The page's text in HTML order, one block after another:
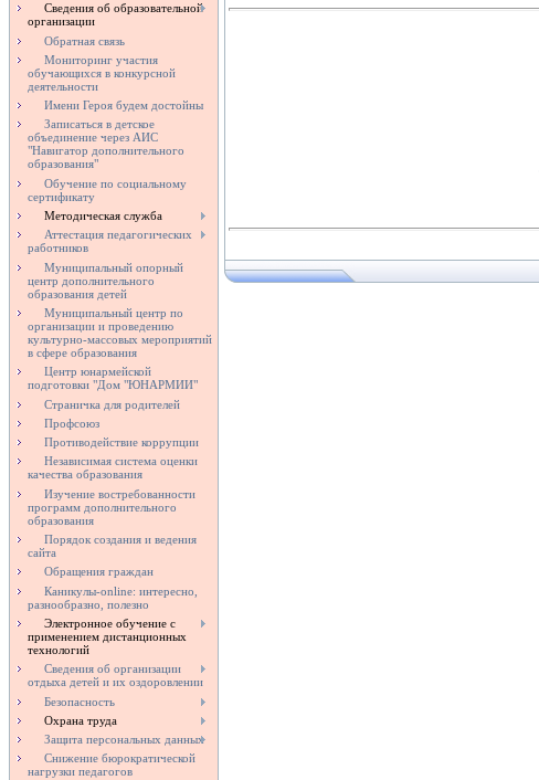
Сведения об образовательной
организации
Обратная связь
Мониторинг участия
обучающихся в конкурсной
деятельности
Имени Героя будем достойны
Записаться в детское
объединение через АИС
"Навигатор дополнительного
образования"
Обучение по социальному
сертификату
Методическая служба
Аттестация педагогических
работников
Муниципальный опорный
центр дополнительного
образования детей
Муниципальный центр по
организации и проведению
культурно-массовых мероприятий
в сфере образования
Центр юнармейской
подготовки "Дом "ЮНАРМИИ"
Страничка для родителей
Профсоюз
Противодействие коррупции
Независимая система оценки
качества образования
Изучение востребованности
программ дополнительного
образования
Порядок создания и ведения
сайта
Обращения граждан
Каникулы-online: интересно,
разнообразно, полезно
Электронное обучение с
применением дистанционных
технологий
Сведения об организации
отдыха детей и их оздоровлении
Безопасность
Охрана труда
Защита персональных данных
Снижение бюрократической
нагрузки педагогов